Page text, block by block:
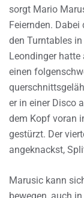
sorgt Mario
Feiernden.
den Turntables
Leondinger hatte
einen
er in einer Disco
dem Kopf voran
gestürzt. Der
angeknackst,
Marusic kann